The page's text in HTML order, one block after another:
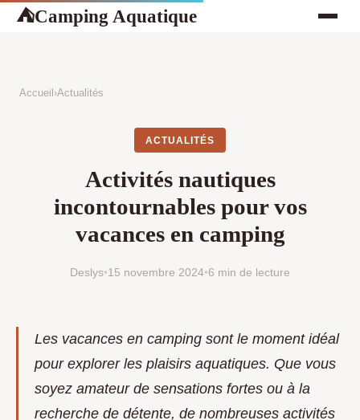
⛺Camping Aquatique
Accueil ›Actualités
ACTUALITÉS
Activités nautiques
incontournables pour vos
vacances en camping
Deslys•15 novembre 2024•6 min de lecture
Les vacances en camping sont le moment idéal
pour explorer les plaisirs aquatiques. Que vous
soyez amateur de sensations fortes ou à la
recherche de détente, de nombreuses activités